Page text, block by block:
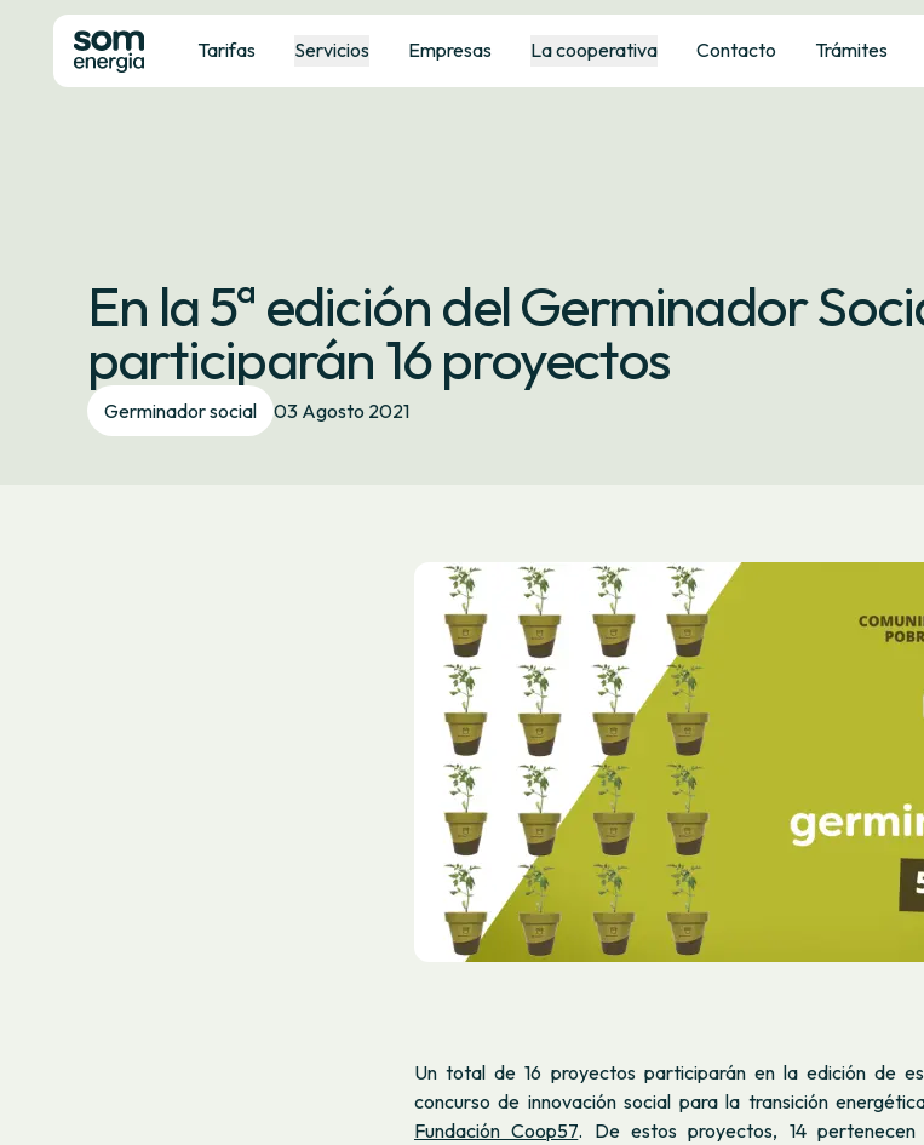
Tarifas Servicios Empresas La cooperativa Contacto Trámites
En la 5ª edición del Germinador
participarán 16 proyectos
Germinador social 03 Agosto 2021
Un total de 16 proyectos participarán en la edición de
concurso de innovación social para la transición
Fundación Coop57. De estos proyectos, 14